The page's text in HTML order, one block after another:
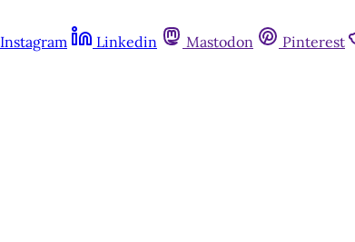
Instagram Linkedin Mastodon Pinterest